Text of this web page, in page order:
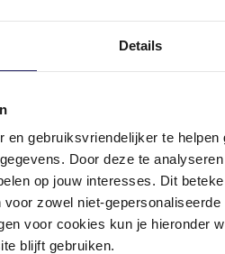
Details
en gebruiksvriendelijker te
Door deze te
op jouw interesses. Dit
zowel niet-
voor cookies kun je hieronder
blijft gebruiken.
Bevestigingskit (muurplaat,
86"